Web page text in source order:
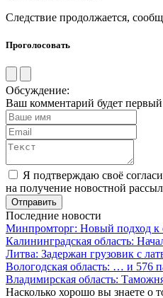
Следствие продолжается,
Проголосовать
Обсуждение:
Ваш комментарий будет первый
Я подтверждаю своё
на получение новостной
Последние новости
Минпромторг: Новый подход к
Калининградская область:
Литва: Задержан грузовик с
Вологодская область: … и 576
Владимирская область:
Насколько хорошо вы знаете о